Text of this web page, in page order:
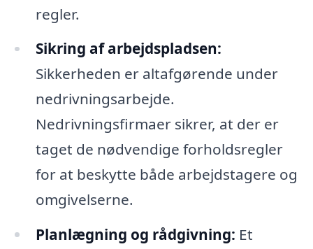
regler.
Sikring af arbejdspladsen:
Sikkerheden er altafgørende under
nedrivningsarbejde.
Nedrivningsfirmaer sikrer, at der er
taget de nødvendige forholdsregler
for at beskytte både arbejdstagere og
omgivelserne.
Planlægning og rådgivning: Et